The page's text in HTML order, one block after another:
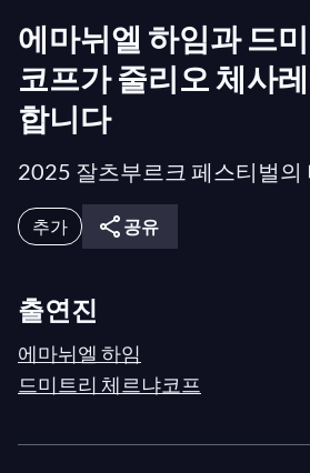
에마뉘엘 하임과 드
코프가 줄리오 체사
합니다
2025 잘츠부르크 페스티벌의
추가 공유
출연진
에마뉘엘 하임
드미트리 체르냐코프